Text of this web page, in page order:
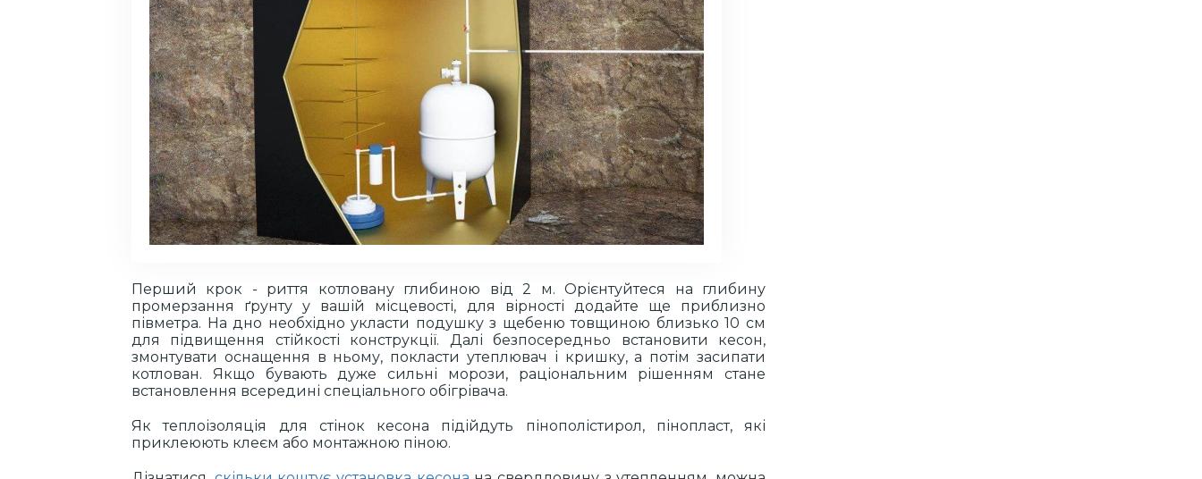
Перший крок - риття котловану глибиною від 2 м. Орієнтуйтеся на глибину
промерзання ґрунту у вашій місцевості, для вірності додайте ще приблизно
півметра. На дно необхідно укласти подушку з щебеню товщиною близько 10 см
для підвищення стійкості конструкції. Далі безпосередньо встановити кесон,
змонтувати оснащення в ньому, покласти утеплювач і кришку, а потім засипати
котлован. Якщо бувають дуже сильні морози, раціональним рішенням стане
встановлення всередині спеціального обігрівача.
Як теплоізоляція для стінок кесона підійдуть пінополістирол, пінопласт, які
приклеюють клеєм або монтажною піною.